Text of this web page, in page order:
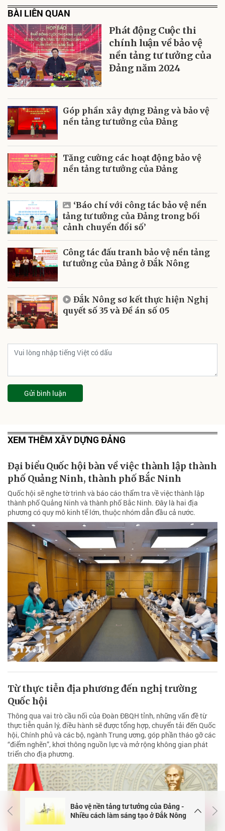
BÀI LIÊN QUAN
Phát động Cuộc thi
chính luận về bảo vệ
nền tảng tư tưởng của
Đảng năm 2024
Góp phần xây dựng Đảng và bảo vệ
nền tảng tư tưởng của Đảng
Tăng cường các hoạt động bảo vệ
nền tảng tư tưởng của Đảng
‘Báo chí với công tác bảo vệ nền
tảng tư tưởng của Đảng trong bối
cảnh chuyển đổi số’
Công tác đấu tranh bảo vệ nền tảng
tư tưởng của Đảng ở Đắk Nông
Đắk Nông sơ kết thực hiện Nghị
quyết số 35 và Đề án số 05
Gửi bình luận
XEM THÊM XÂY DỰNG ĐẢNG
Đại biểu Quốc hội bàn về việc thành lập thành
phố Quảng Ninh, thành phố Bắc Ninh
Quốc hội sẽ nghe tờ trình và báo cáo thẩm tra về việc thành lập
thành phố Quảng Ninh và thành phố Bắc Ninh. Đây là hai địa
phương có quy mô kinh tế lớn, thuộc nhóm dẫn đầu cả nước.
Từ thực tiễn địa phương đến nghị trường
Quốc hội
Thông qua vai trò cầu nối của Đoàn ĐBQH tỉnh, những vấn đề từ
thực tiễn quản lý, điều hành sẽ được tổng hợp, chuyển tải đến Quốc
hội, Chính phủ và các bộ, ngành Trung ương, góp phần tháo gỡ các
“điểm nghẽn”, khơi thông nguồn lực và mở rộng không gian phát
triển cho địa phương.
Bảo vệ nền tảng tư tưởng của Đảng -
Nhiều cách làm sáng tạo ở Đắk Nông